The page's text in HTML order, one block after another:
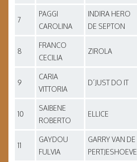
7
PAGGI
CAROLINA
INDIRA HERO
DE SEPTON
8
FRANCO
CECILIA
ZIROLA
9
CARIA
VITTORIA
D´JUST DO IT
10
SAIBENE
ROBERTO
ELLICE
11
GAYDOU
FULVIA
GARRY VAN DE
PERTJESHOEVE